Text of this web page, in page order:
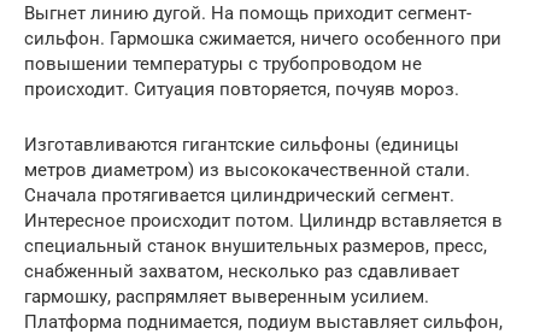
Выгнет линию дугой. На помощь приходит сегмент-
сильфон. Гармошка сжимается, ничего особенного при
повышении температуры с трубопроводом не
происходит. Ситуация повторяется, почуяв мороз.
Изготавливаются гигантские сильфоны (единицы
метров диаметром) из высококачественной стали.
Сначала протягивается цилиндрический сегмент.
Интересное происходит потом. Цилиндр вставляется в
специальный станок внушительных размеров, пресс,
снабженный захватом, несколько раз сдавливает
гармошку, распрямляет выверенным усилием.
Платформа поднимается, подиум выставляет сильфон,